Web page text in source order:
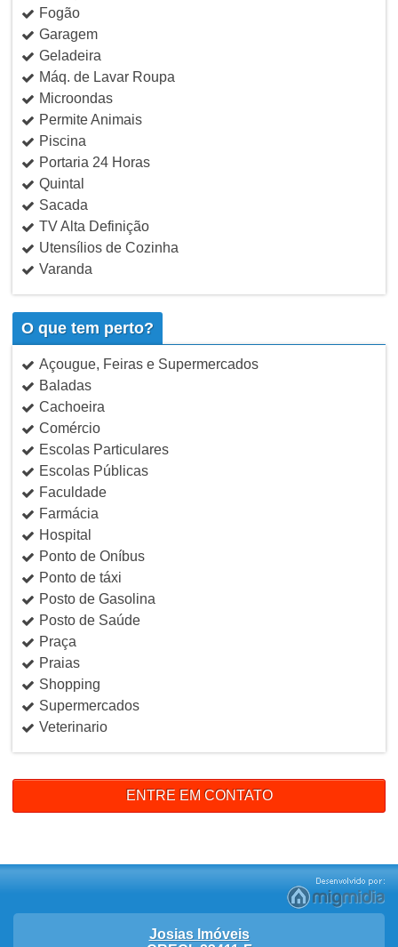
Fogão
Garagem
Geladeira
Máq. de Lavar Roupa
Microondas
Permite Animais
Piscina
Portaria 24 Horas
Quintal
Sacada
TV Alta Definição
Utensílios de Cozinha
Varanda
O que tem perto?
Açougue, Feiras e Supermercados
Baladas
Cachoeira
Comércio
Escolas Particulares
Escolas Públicas
Faculdade
Farmácia
Hospital
Ponto de Oníbus
Ponto de táxi
Posto de Gasolina
Posto de Saúde
Praça
Praias
Shopping
Supermercados
Veterinario
ENTRE EM CONTATO
Josias Imóveis